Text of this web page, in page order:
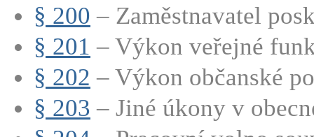
§ 200 – Zaměstnavatel
§ 201 – Výkon veřejné
§ 202 – Výkon občanské
§ 203 – Jiné úkony v